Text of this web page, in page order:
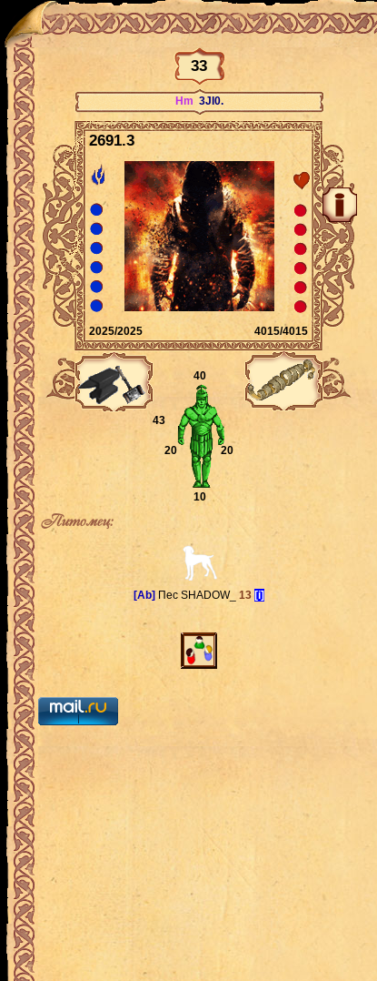
33
Hm 3JI0.
2691.3
2025/2025 4015/4015
40
43
10
20 20
Питомец:
[Ab] Пес SHADOW_ 13 [i]